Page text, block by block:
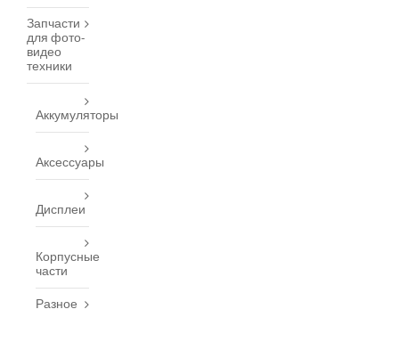
Запчасти
для фото-
видео
техники
Аккумуляторы
Аксессуары
Дисплеи
Корпусные
части
Разное